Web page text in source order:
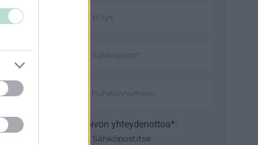
Toivon yhteydenottoa*:
Sähköpostitse